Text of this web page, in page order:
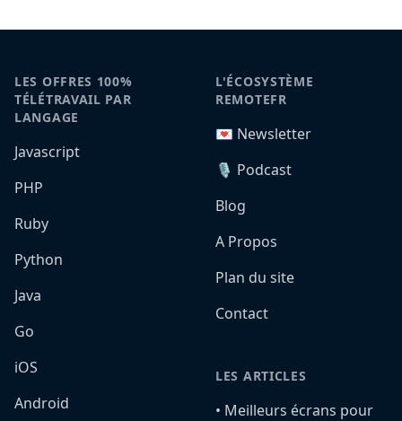
LES OFFRES 100%
TÉLÉTRAVAIL PAR
LANGAGE
Javascript
PHP
Ruby
Python
Java
Go
iOS
Android
L'ÉCOSYSTÈME
REMOTEFR
💌 Newsletter
🎙️ Podcast
Blog
A Propos
Plan du site
Contact
LES ARTICLES
•️ Meilleurs écrans pour